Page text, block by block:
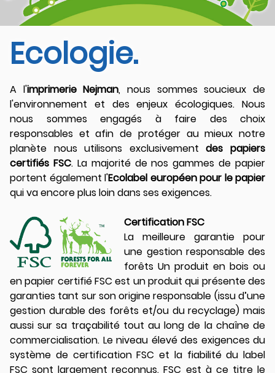
Ecologie.
A l'imprimerie Nejman, nous sommes soucieux de
l'environnement et des enjeux écologiques. Nous
nous sommes engagés à faire des choix
responsables et afin de protéger au mieux notre
planète nous utilisons exclusivementdes papiers
certifiés FSC. La majorité de nos gammes de papier
portent également l'Ecolabel européen pour le papier
qui va encore plus loin dans ses exigences.
Certification FSC
La meilleure garantie pour
une gestion responsable des
forêts Un produit en bois ou
en papier certifié FSC est un produit qui présente des
garanties tant sur son origine responsable (issu d’une
gestion durable des forêts et/ou du recyclage) mais
aussi sur sa traçabilité tout au long de la chaîne de
commercialisation. Le niveau élevé des exigences du
système de certification FSC et la fiabilité du label
FSC sont largement reconnus. FSC est à ce titre le